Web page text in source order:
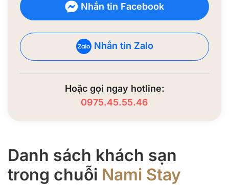
Nhắn tin Facebook
Nhắn tin Zalo
Hoặc gọi ngay hotline:
0975.45.55.46
Danh sách khách sạn
trong chuỗi Nami Stay